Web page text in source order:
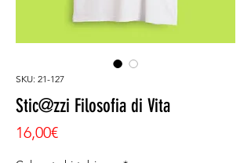
SKU: 21-127
Stic@zzi Filosofia di Vita
16,00€Price